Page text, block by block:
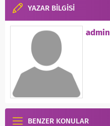
YAZAR BİLGİSİ
admin
BENZER KONULAR